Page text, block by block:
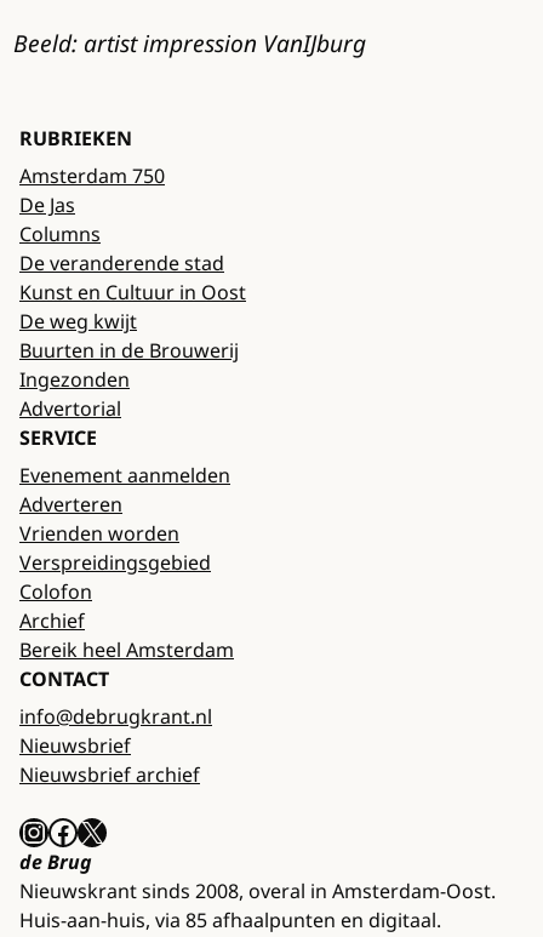
Beeld: artist impression VanIJburg
RUBRIEKEN
Amsterdam 750
De Jas
Columns
De veranderende stad
Kunst en Cultuur in Oost
De weg kwijt
Buurten in de Brouwerij
Ingezonden
Advertorial
SERVICE
Evenement aanmelden
Adverteren
Vrienden worden
Verspreidingsgebied
Colofon
Archief
Bereik heel Amsterdam
CONTACT
info@debrugkrant.nl
Nieuwsbrief
Nieuwsbrief archief
InstagramFacebook X
de Brug
Nieuwskrant sinds 2008, overal in Amsterdam-Oost.
Huis-aan-huis, via 85 afhaalpunten en digitaal.